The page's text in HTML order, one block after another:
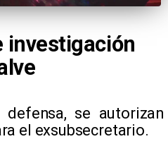
investigación
se autorizan
el exsubsecretario.